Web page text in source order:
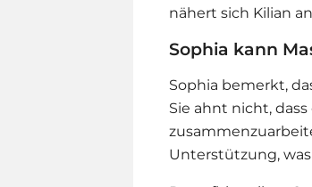
nähert sich Kilian
Sophia kann
Sophia bemerkt,
Sie ahnt nicht,
Unterstützung,